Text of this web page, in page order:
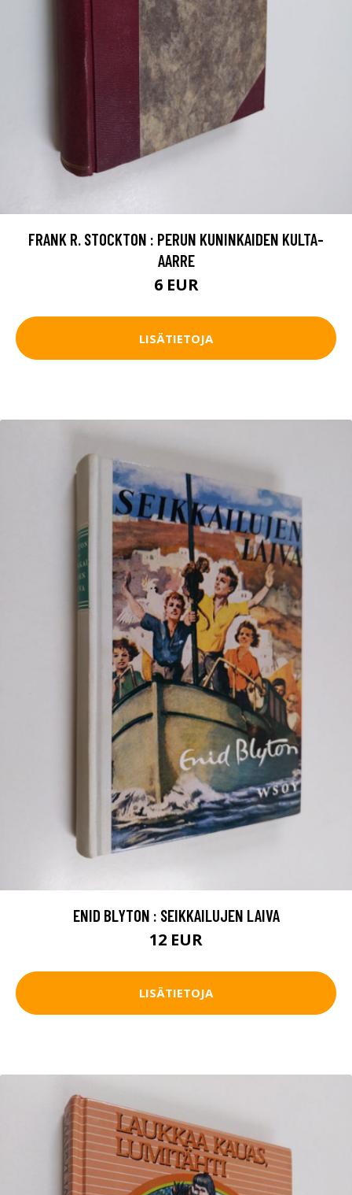
FRANK R. STOCKTON : PERUN KUNINKAIDEN KULTA-
AARRE
6 EUR
LISÄTIETOJA
ENID BLYTON : SEIKKAILUJEN LAIVA
12 EUR
LISÄTIETOJA